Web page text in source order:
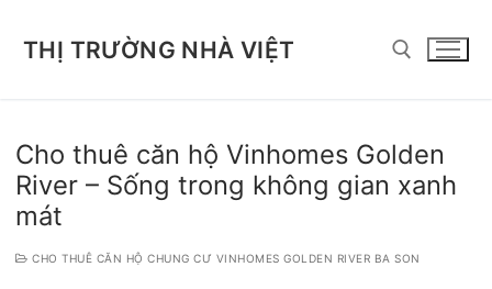
THỊ TRƯỜNG NHÀ VIỆT
Cho thuê căn hộ Vinhomes Golden
River – Sống trong không gian xanh
mát
CHO THUÊ CĂN HỘ CHUNG CƯ VINHOMES GOLDEN RIVER BA SON